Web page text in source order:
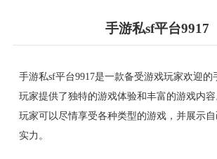
手游私sf平台9917
手游私sf平台9917是一款备受游戏玩家欢迎的
玩家提供了独特的游戏体验和丰富的游戏内容
玩家可以尽情享受各种类型的游戏，并展示
实力。